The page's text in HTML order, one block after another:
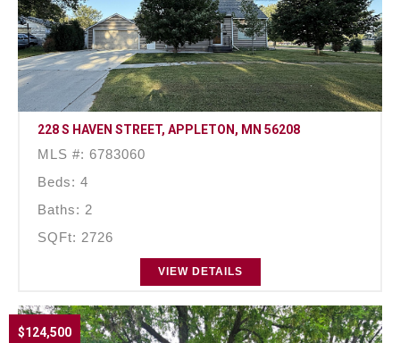
228 S HAVEN STREET, APPLETON, MN 56208
MLS #: 6783060
Beds: 4
Baths: 2
SQFt: 2726
VIEW DETAILS
$124,500